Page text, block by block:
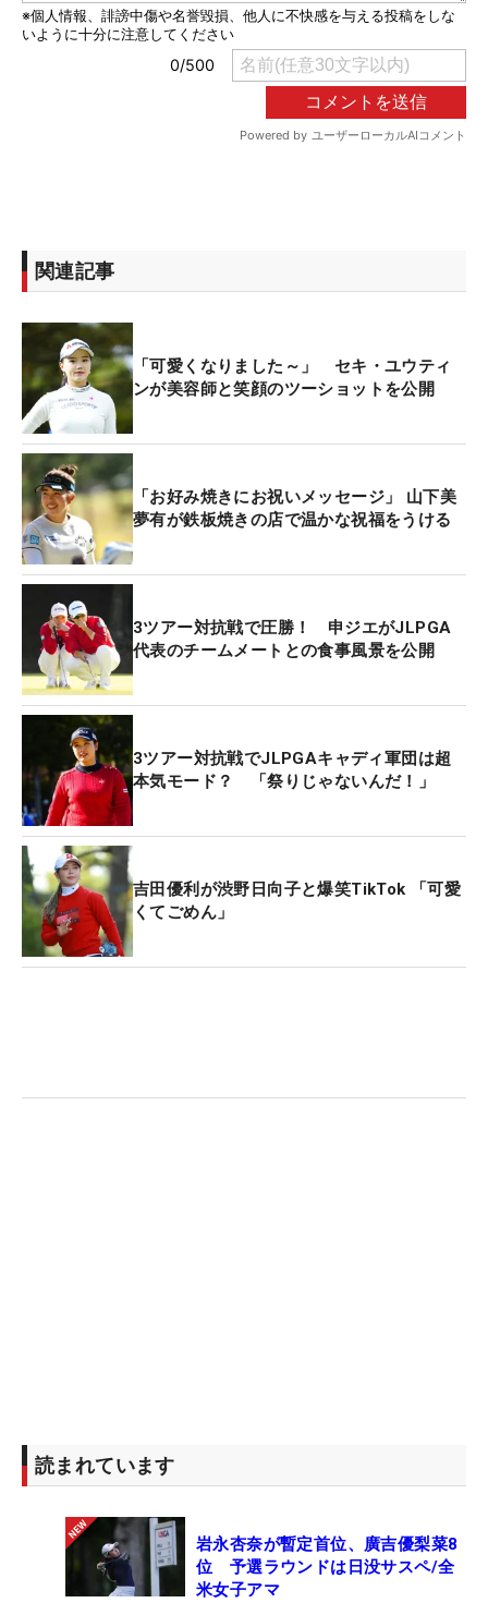
関連記事
「可愛くなりました～」 セキ・ユウティ
ンが美容師と笑顔のツーショットを公開
「お好み焼きにお祝いメッセージ」 山下美
夢有が鉄板焼きの店で温かな祝福をうける
3ツアー対抗戦で圧勝！ 申ジエがJLPGA
代表のチームメートとの食事風景を公開
3ツアー対抗戦でJLPGAキャディ軍団は超
本気モード？ 「祭りじゃないんだ！」
吉田優利が渋野日向子と爆笑TikTok 「可愛
くてごめん」
読まれています
岩永杏奈が暫定首位、廣吉優梨菜8
位 予選ラウンドは日没サスペ/全
米女子アマ